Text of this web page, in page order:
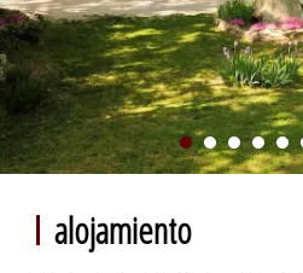
alojamiento